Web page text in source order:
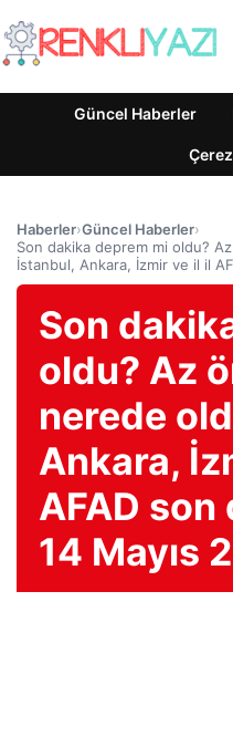
Güncel Haberler
Haberler›Güncel Haberler›
Son dakika deprem mi oldu?
İstanbul, Ankara, İzmir ve il il
Son
oldu? Az
nerede
Ankara,
AFAD
14 Mayıs